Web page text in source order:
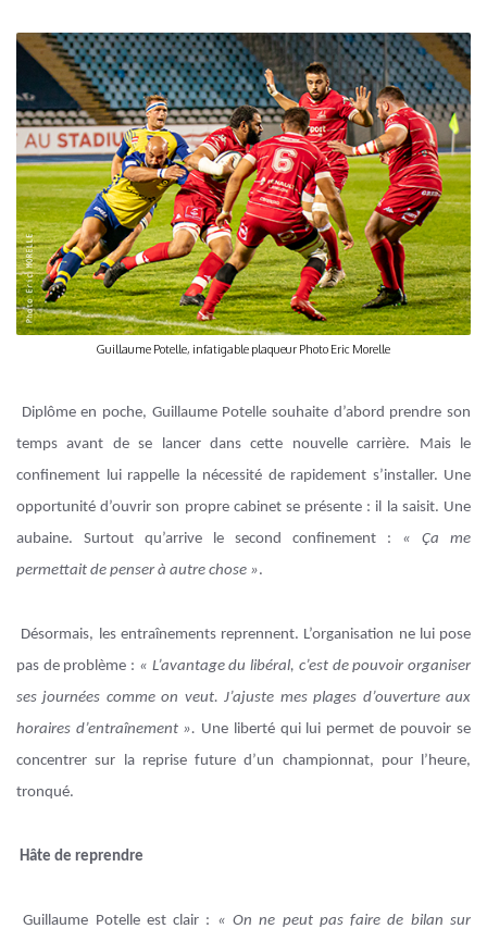
Guillaume Potelle, infatigable plaqueur Photo Eric Morelle
Diplôme en poche, Guillaume Potelle souhaite d’abord prendre son
temps avant de se lancer dans cette nouvelle carrière. Mais le
confinement lui rappelle la nécessité de rapidement s’installer. Une
opportunité d’ouvrir son propre cabinet se présente : il la saisit. Une
aubaine. Surtout qu’arrive le second confinement : « Ça me
permettait de penser à autre chose ».
Désormais, les entraînements reprennent. L’organisation ne lui pose
pas de problème : « L’avantage du libéral, c’est de pouvoir organiser
ses journées comme on veut. J’ajuste mes plages d’ouverture aux
horaires d’entraînement ». Une liberté qui lui permet de pouvoir se
concentrer sur la reprise future d’un championnat, pour l’heure,
tronqué.
Hâte de reprendre
Guillaume Potelle est clair : « On ne peut pas faire de bilan sur